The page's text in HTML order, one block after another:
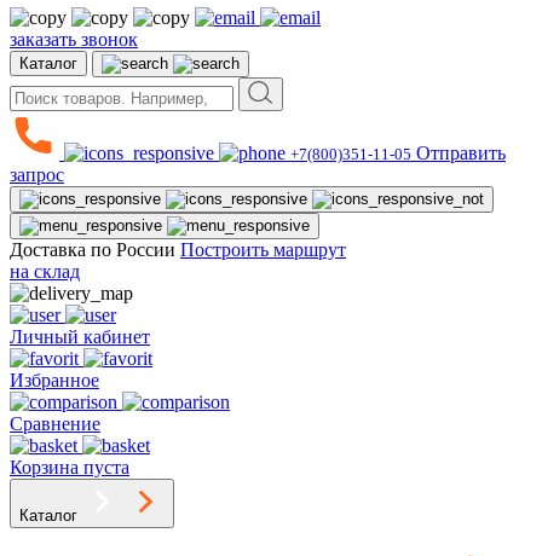
заказать звонок
Каталог
+7(800)351-11-05 Отправить
запрос
Доставка по России Построить маршрут
на склад
Личный кабинет
Избранное
Сравнение
Корзина пуста
Каталог